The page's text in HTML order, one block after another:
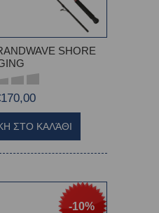
SHORE
-10%